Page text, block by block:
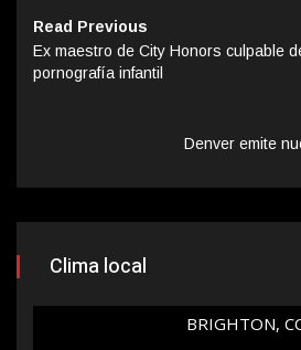
Read Previous
Ex maestro de City Honors culpable
pornografía infantil
Denver emite
Clima local
BRIGHTON,